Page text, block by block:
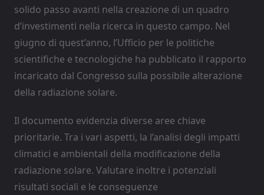
solido passo avanti nella creazione di un quadro
d’investimenti nella ricerca in questo campo. Nel
giugno di quest’anno, l’Ufficio per le politiche
scientifiche e tecnologiche ha pubblicato il rapporto
incaricato dal Congresso sulla possibile alterazione
della radiazione solare.
Il documento evidenzia diverse aree chiave
prioritarie. Tra i vari aspetti, la l’analisi degli impatti
climatici e ambientali della modificazione della
radiazione solare. Valutare inoltre i potenziali
risultati sociali e le conseguenze